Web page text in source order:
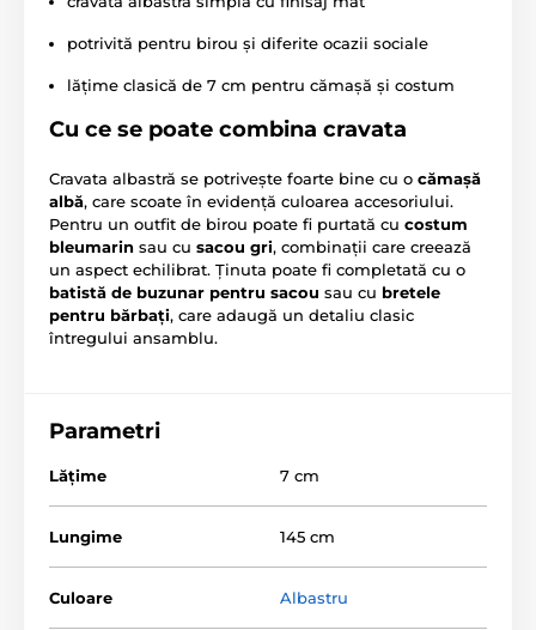
potrivită pentru birou și diferite ocazii sociale
lățime clasică de 7 cm pentru cămașă și costum
Cu ce se poate combina cravata
Cravata albastră se potrivește foarte bine cu o cămașă
albă, care scoate în evidență culoarea accesoriului.
Pentru un outfit de birou poate fi purtată cu costum
bleumarin sau cu sacou gri, combinații care creează
un aspect echilibrat. Ținuta poate fi completată cu o
batistă de buzunar pentru sacou sau cu bretele
pentru bărbați, care adaugă un detaliu clasic
întregului ansamblu.
Parametri
Lăţime 7 cm
Lungime 145 cm
Culoare Albastru